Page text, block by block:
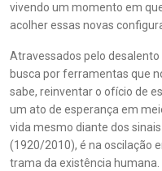
vivendo um momento em
acolher essas novas
Atravessados pelo
busca por ferramentas que
sabe, reinventar o ofício de
um ato de esperança em
vida mesmo diante dos
(1920/2010), é na oscilação
trama da existência